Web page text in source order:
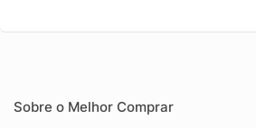
Sobre o Melhor Comprar